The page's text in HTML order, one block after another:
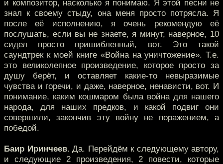
и композитор, насколько я понимаю. Я этой песни не
знал к своему стыду, она меня просто потрясла. Я
после её исполнению, я очень рекомендую её
послушать, если вы не знаете, я минут, наверное, 10
сидел просто пришибленный, вот. Это такой
саундтрек к моей книге «Война на уничтожение». Т.е.
это великолепное произведение, которое просто за
душу берёт, и оставляет какие-то невыразимые
чувства и горечи, и даже, наверное, ненависти, вот. И
понимание, каким кошмаром была война для нашего
народа, для наших предков, и какой подвиг они
совершили, закончив эту войну не поражением, а
победой.
Баир Иринчеев. Да. Перейдём к следующему автору,
и следующие 2 произведения, 2 повести, которые